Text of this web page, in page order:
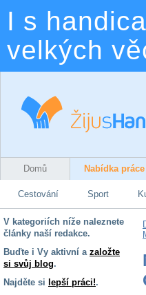
I s
velkých
Domů Nabídka
Cestování Sport
V kategoriích níže naleznete
články naší redakce.
Buďte i Vy aktivní a založte
si svůj blog.
Najděte si lepší práci!.